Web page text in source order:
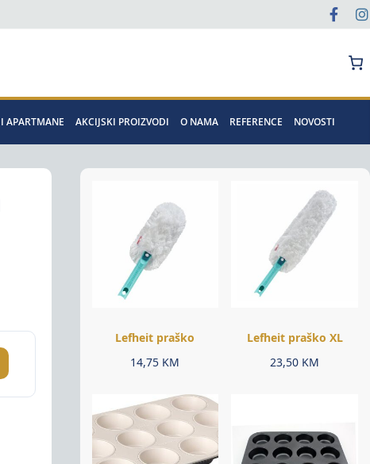
APARTMANE AKCIJSKI PROIZVODI O NAMA REFERENCE NOVOSTI
Lefheit praško
14,75 KM
Lefheit praško XL
23,50 KM